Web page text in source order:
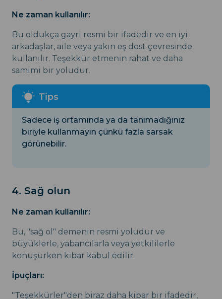
Ne zaman kullanılır:
Bu oldukça gayri resmi bir ifadedir ve en iyi
arkadaşlar, aile veya yakın eş dost çevresinde
kullanılır. Teşekkür etmenin rahat ve daha
samimi bir yoludur.
Sadece iş ortamında ya da tanımadığınız
biriyle kullanmayın çünkü fazla sarsak
görünebilir.
4. Sağ olun
Ne zaman kullanılır:
Bu, "sağ ol" demenin resmi yoludur ve
büyüklerle, yabancılarla veya yetkililerle
konuşurken kibar kabul edilir.
İpuçları:
"Teşekkürler"den biraz daha kibar bir ifadedir,